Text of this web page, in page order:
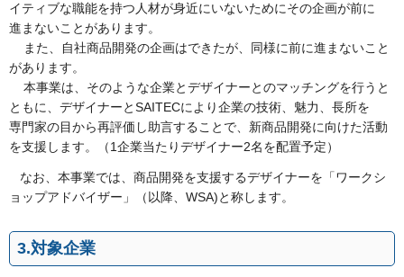
イティブな職能を持つ人材が身近にいないためにその企画が前に
進まないことがあります。
また、自社商品開発の企画はできたが、同様に前に進まないこと
があります。
本事業は、そのような企業とデザイナーとのマッチングを行うと
ともに、デザイナーとSAITECにより企業の技術、魅力、長所を
専門家の目から再評価し助言することで、新商品開発に向けた活動
を支援します。（1企業当たりデザイナー2名を配置予定）
なお、本事業では、商品開発を支援するデザイナーを「ワークシ
ョップアドバイザー」（以降、WSA)と称します。
3.対象企業